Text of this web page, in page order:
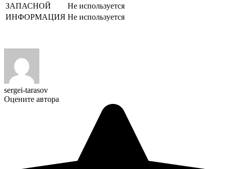
ЗАПАСНОЙ
Не используется
ИНФОРМАЦИЯ Не используется
sergei-tarasov
Оцените автора